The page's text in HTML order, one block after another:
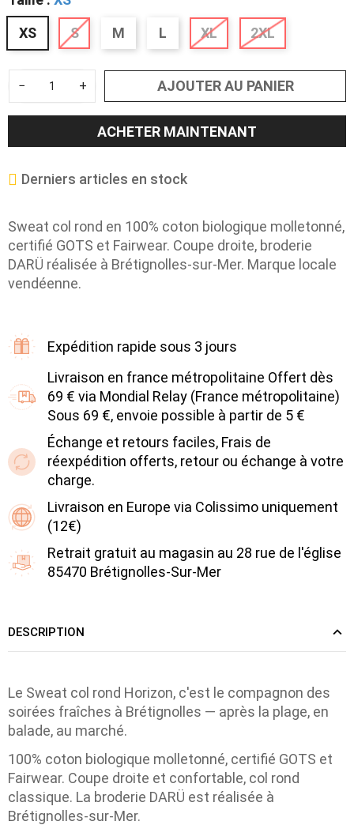
Sweat col rond en 100% coton biologique molletonné,
certifié GOTS et Fairwear. Coupe droite, broderie
DARÜ réalisée à Brétignolles-sur-Mer. Marque locale
vendéenne.
XS
S M L XL 2XL
− + AJOUTER AU PANIER
ACHETER MAINTENANT
Derniers articles en stock
Expédition rapide sous 3 jours
Livraison en france métropolitaine Offert dès
69 € via Mondial Relay (France métropolitaine)
Sous 69 €, envoie possible à partir de 5 €
Échange et retours faciles, Frais de
réexpédition offerts, retour ou échange à votre
charge.
Livraison en Europe via Colissimo uniquement
(12€)
Retrait gratuit au magasin au 28 rue de l'église
85470 Brétignolles-Sur-Mer
DESCRIPTION
Le Sweat col rond Horizon, c'est le compagnon des
soirées fraîches à Brétignolles — après la plage, en
balade, au marché.
100% coton biologique molletonné, certifié GOTS et
Fairwear. Coupe droite et confortable, col rond
classique. La broderie DARÜ est réalisée à
Brétignolles-sur-Mer.